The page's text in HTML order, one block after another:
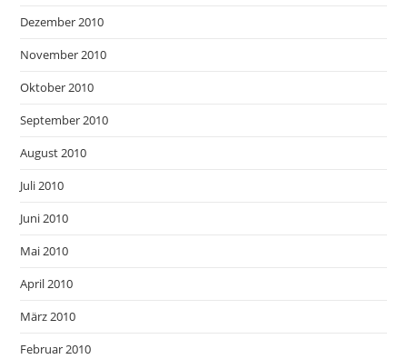
Dezember 2010
November 2010
Oktober 2010
September 2010
August 2010
Juli 2010
Juni 2010
Mai 2010
April 2010
März 2010
Februar 2010